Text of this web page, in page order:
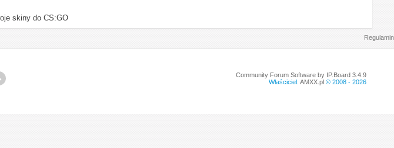
skiny do CS:GO
Regulamin
Community Forum Software by IP.Board 3.4.9
Właściciel: AMXX.pl© 2008 - 2026